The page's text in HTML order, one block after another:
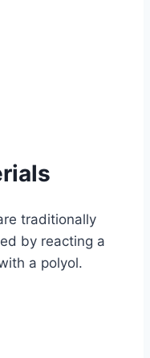
traditionally
by reacting a
a polyol.